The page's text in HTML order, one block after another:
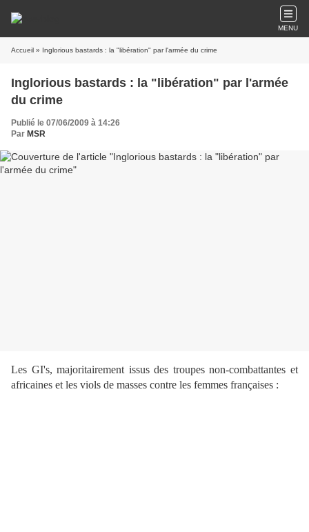
MENU
Accueil » Inglorious bastards : la "libération" par l'armée du crime
Inglorious bastards : la "libération" par l'armée
du crime
Publié le 07/06/2009 à 14:26
Par MSR
Les GI's, majoritairement issus des troupes non-combattantes et
africaines et les viols de masses contre les femmes françaises :